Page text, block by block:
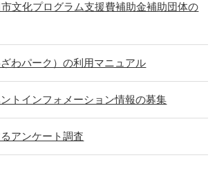
文化プログラム支援費補助金補助団体の
わパーク）の利用マニュアル
トインフォメーション情報の募集
アンケート調査